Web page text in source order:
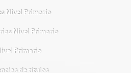
Nivel Primario
Nivel Primario
Primario
de títulos